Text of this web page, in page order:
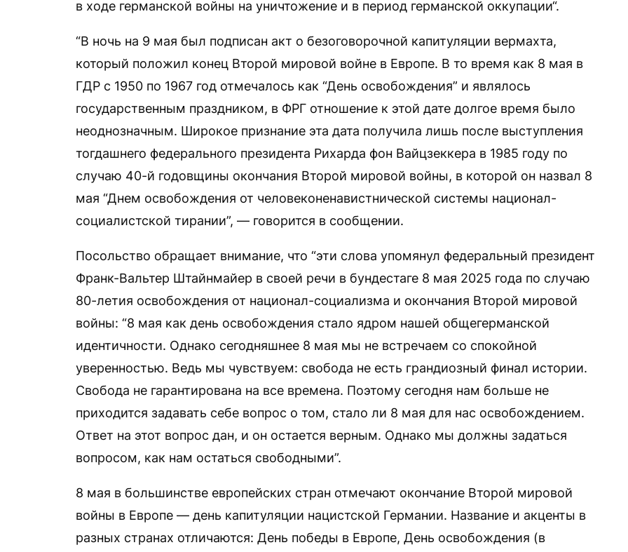
в ходе германской войны на уничтожение и в период германской оккупации“.
“В ночь на 9 мая был подписан акт о безоговорочной капитуляции вермахта,
который положил конец Второй мировой войне в Европе. В то время как 8 мая в
ГДР с 1950 по 1967 год отмечалось как “День освобождения” и являлось
государственным праздником, в ФРГ отношение к этой дате долгое время было
неоднозначным. Широкое признание эта дата получила лишь после выступления
тогдашнего федерального президента Рихарда фон Вайцзеккера в 1985 году по
случаю 40-й годовщины окончания Второй мировой войны, в которой он назвал 8
мая “Днем освобождения от человеконенавистнической системы национал-
социалистской тирании”, — говорится в сообщении.
Посольство обращает внимание, что “эти слова упомянул федеральный президент
Франк-Вальтер Штайнмайер в своей речи в бундестаге 8 мая 2025 года по случаю
80-летия освобождения от национал-социализма и окончания Второй мировой
войны: “8 мая как день освобождения стало ядром нашей общегерманской
идентичности. Однако сегодняшнее 8 мая мы не встречаем со спокойной
уверенностью. Ведь мы чувствуем: свобода не есть грандиозный финал истории.
Свобода не гарантирована на все времена. Поэтому сегодня нам больше не
приходится задавать себе вопрос о том, стало ли 8 мая для нас освобождением.
Ответ на этот вопрос дан, и он остается верным. Однако мы должны задаться
вопросом, как нам остаться свободными”.
8 мая в большинстве европейских стран отмечают окончание Второй мировой
войны в Европе — день капитуляции нацистской Германии. Название и акценты в
разных странах отличаются: День победы в Европе, День освобождения (в